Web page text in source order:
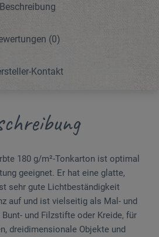
Beschreibung
(0)
Kontakt
180 g/m²-Tonkarton ist optimal
geeignet. Er hat eine glatte,
sehr gute Lichtbeständigkeit
auf und ist vielseitig als Mal- und
und Filzstifte oder Kreide, für
dreidimensionale Objekte und